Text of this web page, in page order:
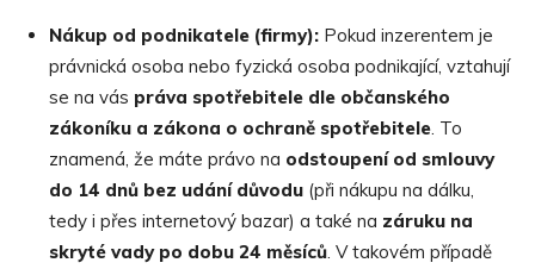
Nákup od podnikatele (firmy): Pokud inzerentem je
právnická osoba nebo fyzická osoba podnikající, vztahují
se na vás práva spotřebitele dle občanského
zákoníku a zákona o ochraně spotřebitele. To
znamená, že máte právo na odstoupení od smlouvy
do 14 dnů bez udání důvodu (při nákupu na dálku,
tedy i přes internetový bazar) a také na záruku na
skryté vady po dobu 24 měsíců. V takovém případě